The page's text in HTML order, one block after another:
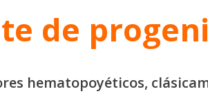
de
hematopoyéticos,